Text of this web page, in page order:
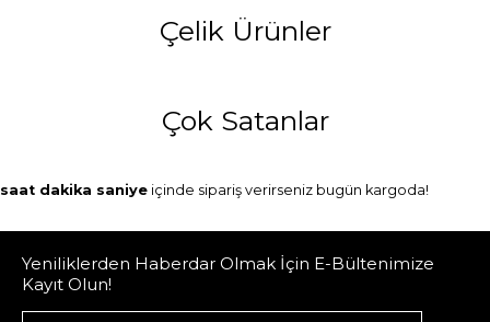
Çelik Ürünler
Çok Satanlar
saat dakika saniye içinde sipariş verirseniz bugün kargoda!
Yeniliklerden Haberdar Olmak İçin E-Bültenimize
Kayıt Olun!